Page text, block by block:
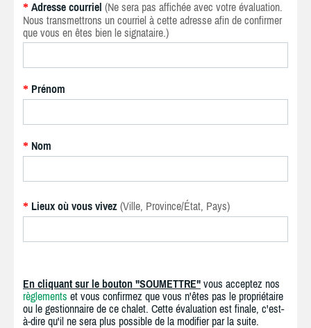
* Adresse courriel (Ne sera pas affichée avec votre évaluation.
Nous transmettrons un courriel à cette adresse afin de confirmer
que vous en êtes bien le signataire.)
* Prénom
* Nom
* Lieux où vous vivez (Ville, Province/État, Pays)
En cliquant sur le bouton "SOUMETTRE" vous acceptez nos
règlements et vous confirmez que vous n'êtes pas le propriétaire
ou le gestionnaire de ce chalet. Cette évaluation est finale, c'est-
à-dire qu'il ne sera plus possible de la modifier par la suite.